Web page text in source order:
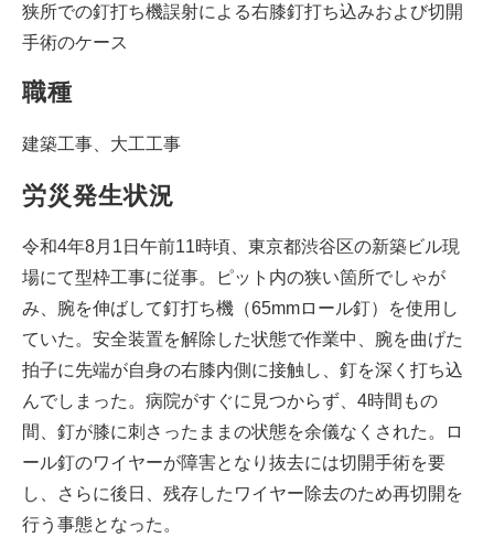
狭所での釘打ち機誤射による右膝釘打ち込みおよび切開
手術のケース
職種
建築工事、大工工事
労災発生状況
令和4年8月1日午前11時頃、東京都渋谷区の新築ビル現
場にて型枠工事に従事。ピット内の狭い箇所でしゃが
み、腕を伸ばして釘打ち機（65mmロール釘）を使用し
ていた。安全装置を解除した状態で作業中、腕を曲げた
拍子に先端が自身の右膝内側に接触し、釘を深く打ち込
んでしまった。病院がすぐに見つからず、4時間もの
間、釘が膝に刺さったままの状態を余儀なくされた。ロ
ール釘のワイヤーが障害となり抜去には切開手術を要
し、さらに後日、残存したワイヤー除去のため再切開を
行う事態となった。